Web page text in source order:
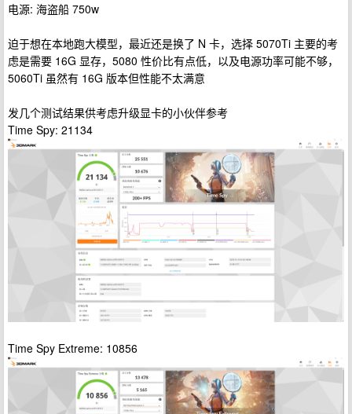
电源: 海盗船 750w
迫于想在本地跑大模型，最近还是换了 N 卡，选择 5070Ti 主要的考
虑是需要 16G 显存，5080 性价比有点低，以及电源功率可能不够，
5060Ti 虽然有 16G 版本但性能不太满意
发几个测试结果供考虑升级显卡的小伙伴参考
Time Spy: 21134
Time Spy Extreme: 10856